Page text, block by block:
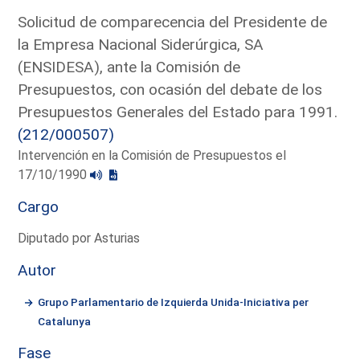
Solicitud de comparecencia del Presidente de
la Empresa Nacional Siderúrgica, SA
(ENSIDESA), ante la Comisión de
Presupuestos, con ocasión del debate de los
Presupuestos Generales del Estado para 1991.
(212/000507)
Intervención en la Comisión de Presupuestos el
17/10/1990
Cargo
Diputado por Asturias
Autor
Grupo Parlamentario de Izquierda Unida-Iniciativa per
Catalunya
Fase